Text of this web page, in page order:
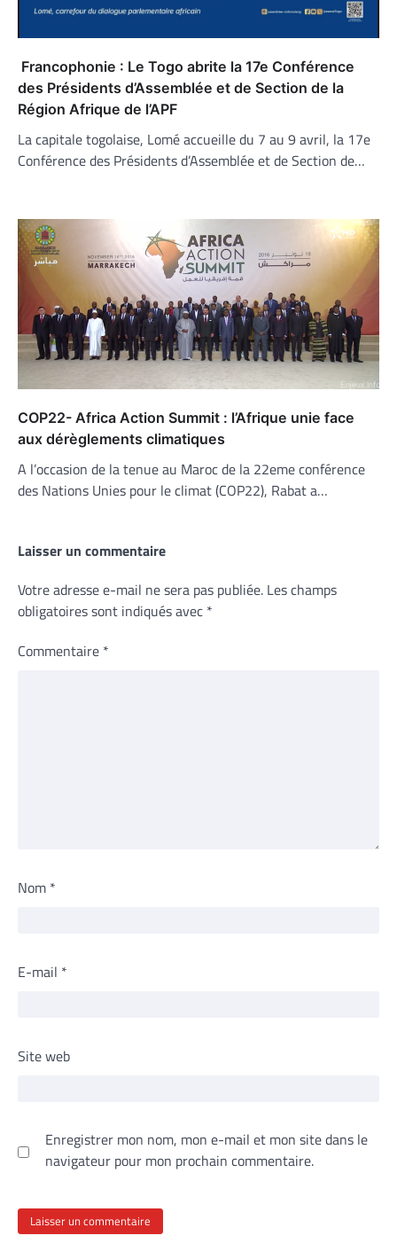
Francophonie : Le Togo abrite la 17e Conférence
des Présidents d’Assemblée et de Section de la
Région Afrique de l’APF
La capitale togolaise, Lomé accueille du 7 au 9 avril, la 17e
Conférence des Présidents d’Assemblée et de Section de…
COP22- Africa Action Summit : l’Afrique unie face
aux dérèglements climatiques
A l’occasion de la tenue au Maroc de la 22eme conférence
des Nations Unies pour le climat (COP22), Rabat a…
Laisser un commentaire
Votre adresse e-mail ne sera pas publiée. Les champs
obligatoires sont indiqués avec *
Commentaire *
Nom *
E-mail *
Site web
Enregistrer mon nom, mon e-mail et mon site dans le
navigateur pour mon prochain commentaire.